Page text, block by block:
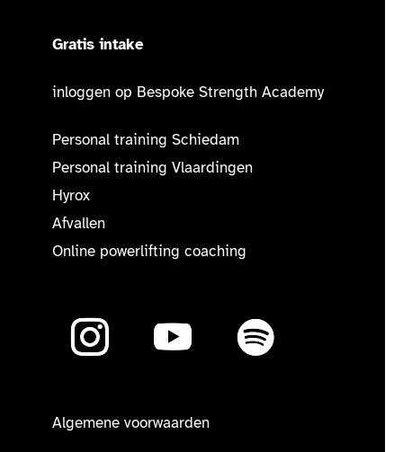
Gratis intake
inloggen op Bespoke Strength Academy
Personal training Schiedam
Personal training Vlaardingen
Hyrox
Afvallen
Online powerlifting coaching
Algemene voorwaarden